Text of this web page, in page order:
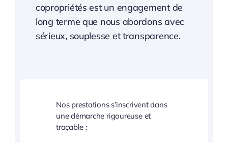
copropriétés est un engagement de
long terme que nous abordons avec
sérieux, souplesse et transparence.
Nos prestations s’inscrivent dans
une démarche rigoureuse et
traçable :